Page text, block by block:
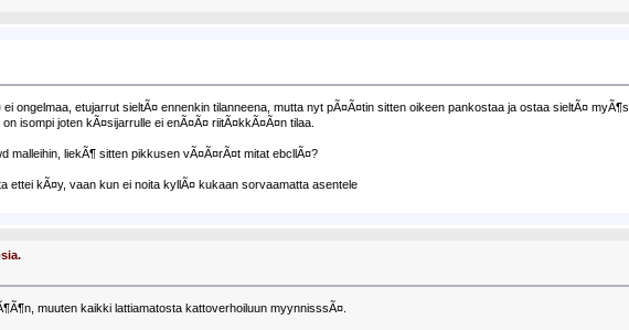
ongelmaa, etujarrut sieltÃ¤ ennenkin tilanneena, mutta nyt pÃ¤Ã¤tin sitten oikeen pankostaa ja ostaa sieltÃ¤ myÃ¶s
isompi joten kÃ¤sijarrulle ei enÃ¤Ã¤ riitÃ¤kkÃ¤Ã¤n tilaa.
malleihin, liekÃ¶ sitten pikkusen vÃ¤Ã¤rÃ¤t mitat ebcllÃ¤?
ettei kÃ¤y, vaan kun ei noita kyllÃ¤ kukaan sorvaamatta asentele
muuten kaikki lattiamatosta kattoverhoiluun myynnisssÃ¤.